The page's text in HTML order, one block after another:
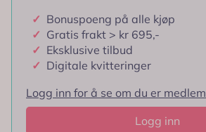
✓ Bonuspoeng på alle kjøp
✓ Gratis frakt > kr 695,-
✓ Eksklusive tilbud
✓ Digitale kvitteringer
Logg inn for å se om du er medlem
Logg inn